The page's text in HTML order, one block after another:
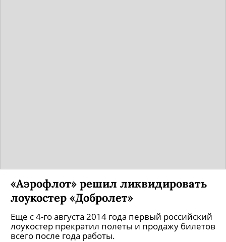
«Аэрофлот» решил ликвидировать
лоукостер «Добролет»
Еще с 4-го августа 2014 года первый российский
лоукостер прекратил полеты и продажу билетов
всего после года работы.